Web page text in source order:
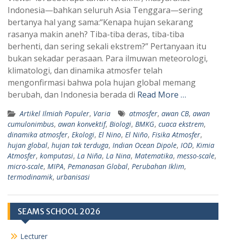
t
A
p
p
e
r
a
m
Indonesia—bahkan seluruh Asia Tenggara—sering
bertanya hal yang sama:“Kenapa hujan sekarang
rasanya makin aneh? Tiba-tiba deras, tiba-tiba
berhenti, dan sering sekali ekstrem?” Pertanyaan itu
bukan sekadar perasaan. Para ilmuwan meteorologi,
klimatologi, dan dinamika atmosfer telah
mengonfirmasi bahwa pola hujan global memang
berubah, dan Indonesia berada di Read More …
Artikel Ilmiah Populer, Varia atmosfer, awan CB, awan
cumulonimbus, awan konvektif, Biologi, BMKG, cuaca ekstrem,
dinamika atmosfer, Ekologi, El Nino, El Niño, Fisika Atmosfer,
hujan global, hujan tak terduga, Indian Ocean Dipole, IOD, Kimia
Atmosfer, komputasi, La Niña, La Nina, Matematika, messo-scale,
micro-scale, MIPA, Pemanasan Global, Perubahan Iklim,
termodinamik, urbanisasi
SEAMS SCHOOL 2026
Lecturer